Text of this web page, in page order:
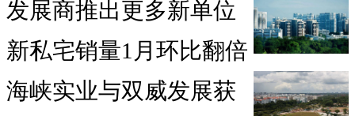
发展商推出更多新单位
新私宅销量1月环比翻倍
海峡实业与双威发展获